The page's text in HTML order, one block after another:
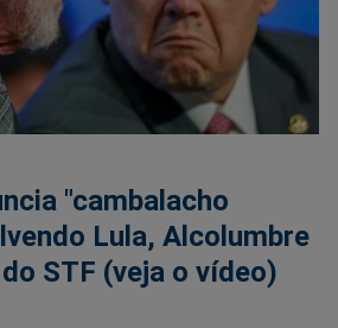
"cambalacho
Lula, Alcolumbre
STF (veja o vídeo)